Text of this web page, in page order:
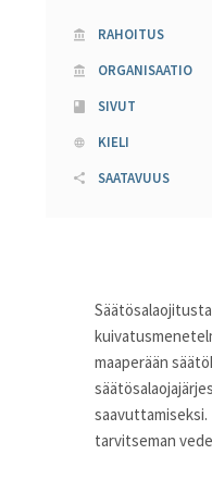
RAHOITUS
ORGANISAATIO
SIVUT
KIELI
SAATAVUUS
maaperään
tarvitseman